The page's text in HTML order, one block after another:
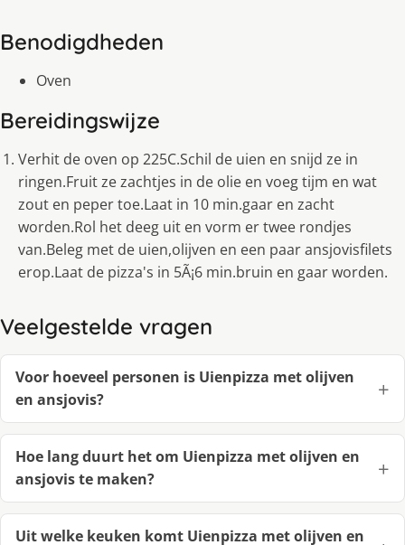
Benodigdheden
Oven
Bereidingswijze
Verhit de oven op 225C.Schil de uien en snijd ze in
ringen.Fruit ze zachtjes in de olie en voeg tijm en wat
zout en peper toe.Laat in 10 min.gaar en zacht
worden.Rol het deeg uit en vorm er twee rondjes
van.Beleg met de uien,olijven en een paar ansjovisfilets
erop.Laat de pizza's in 5Ã¡6 min.bruin en gaar worden.
Veelgestelde vragen
Voor hoeveel personen is Uienpizza met olijven
en ansjovis?
Hoe lang duurt het om Uienpizza met olijven en
ansjovis te maken?
Uit welke keuken komt Uienpizza met olijven en